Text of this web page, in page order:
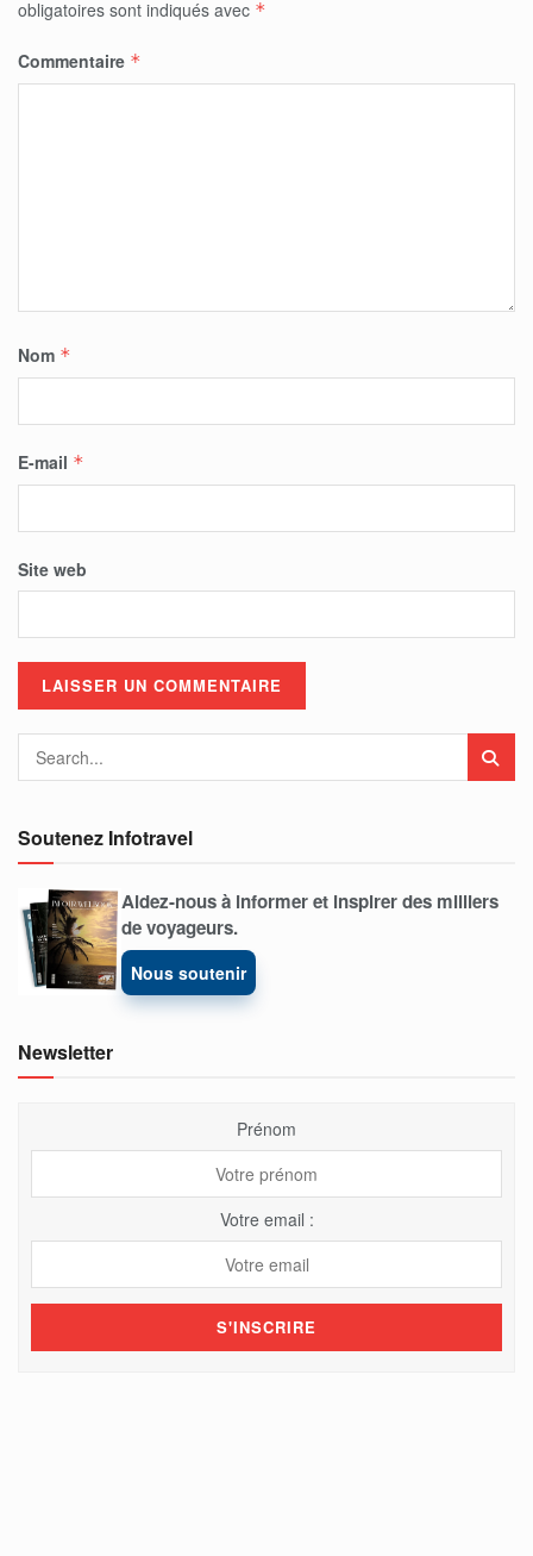
obligatoires sont indiqués avec *
Commentaire *
Nom *
E-mail *
Site web
Soutenez Infotravel
Aidez-nous à informer et inspirer des milliers
de voyageurs.
Nous soutenir
Newsletter
Prénom
Votre email :